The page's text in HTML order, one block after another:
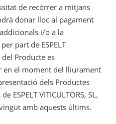
de recórrer a mitjans
donar lloc al pagament
i/o a la
part de ESPELT
del Producte es
en el moment del lliurament
dels Productes
ESPELT VITICULTORS, SL,
amb aquests últims.